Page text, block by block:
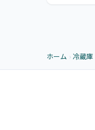
ホーム › 冷蔵庫